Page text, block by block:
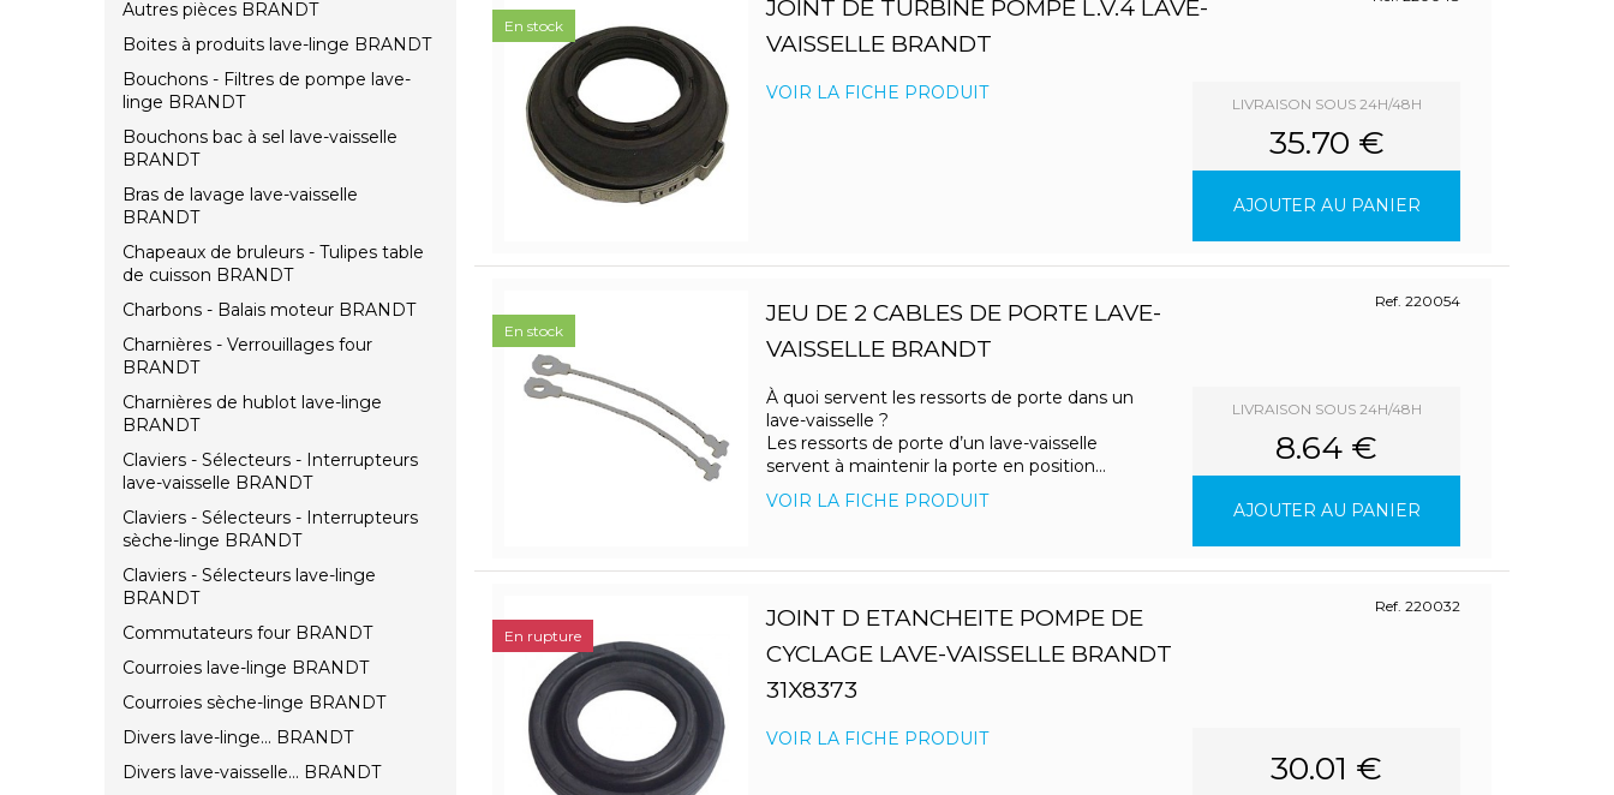
Autres pièces BRANDT
Boites à produits lave-linge BRANDT
Bouchons - Filtres de pompe lave-
linge BRANDT
Bouchons bac à sel lave-vaisselle
BRANDT
Bras de lavage lave-vaisselle
BRANDT
Chapeaux de bruleurs - Tulipes table
de cuisson BRANDT
Charbons - Balais moteur BRANDT
Charnières - Verrouillages four
BRANDT
Charnières de hublot lave-linge
BRANDT
Claviers - Sélecteurs - Interrupteurs
lave-vaisselle BRANDT
Claviers - Sélecteurs - Interrupteurs
sèche-linge BRANDT
Claviers - Sélecteurs lave-linge
BRANDT
Commutateurs four BRANDT
Courroies lave-linge BRANDT
Courroies sèche-linge BRANDT
Divers lave-linge... BRANDT
Divers lave-vaisselle... BRANDT
JOINT DE TURBINE POMPE L.V.4 LAVE-
VAISSELLE BRANDT
VOIR LA FICHE PRODUIT
LIVRAISON SOUS 24H/48H
35.70 €
AJOUTER AU PANIER
En stock
JEU DE 2 CABLES DE PORTE LAVE-
VAISSELLE BRANDT
Ref. 220054
À quoi servent les ressorts de porte dans un
lave-vaisselle ?
Les ressorts de porte d’un lave-vaisselle
servent à maintenir la porte en position...
VOIR LA FICHE PRODUIT
LIVRAISON SOUS 24H/48H
8.64 €
AJOUTER AU PANIER
En stock
JOINT D ETANCHEITE POMPE DE
CYCLAGE LAVE-VAISSELLE BRANDT
31X8373
Ref. 220032
VOIR LA FICHE PRODUIT
30.01 €
En rupture